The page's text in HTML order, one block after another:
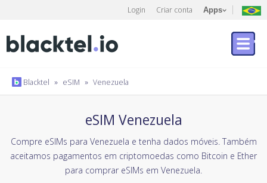
Login Criar conta Apps
Blacktel » eSIM » Venezuela
eSIM Venezuela
Compre eSIMs para Venezuela e tenha dados móveis. Também
aceitamos pagamentos em criptomoedas como Bitcoin e Ether
para comprar eSIMs em Venezuela.